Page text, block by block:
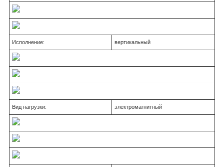
Исполнение: вертикальный
Вид нагрузки: электромагнитный